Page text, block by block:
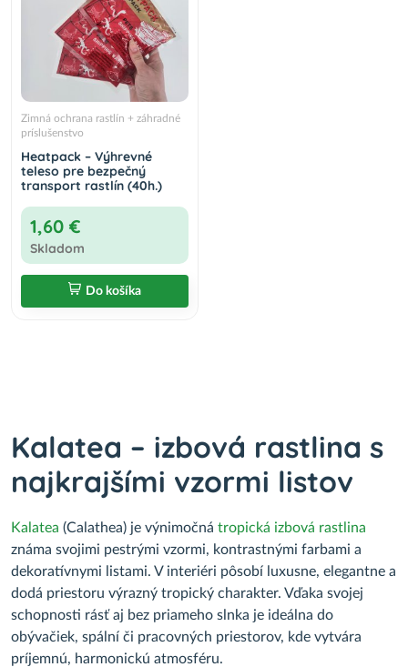
Zimná ochrana rastlín + záhradné
príslušenstvo
Heatpack – Výhrevné
teleso pre bezpečný
transport rastlín (40h.)
1,60 €
Skladom
Do košíka
Kalatea – izbová rastlina s
najkrajšími vzormi listov
Kalatea (Calathea) je výnimočná tropická izbová rastlina
známa svojimi pestrými vzormi, kontrastnými farbami a
dekoratívnymi listami. V interiéri pôsobí luxusne, elegantne a
dodá priestoru výrazný tropický charakter. Vďaka svojej
schopnosti rásť aj bez priameho slnka je ideálna do
obývačiek, spální či pracovných priestorov, kde vytvára
príjemnú, harmonickú atmosféru.